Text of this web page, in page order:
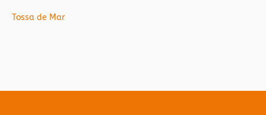
Tossa de Mar